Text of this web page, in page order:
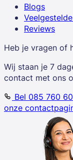
Blogs
Reviews
Heb je vragen of
Wij staan je 7
contact met ons
Bel 085 760
onze